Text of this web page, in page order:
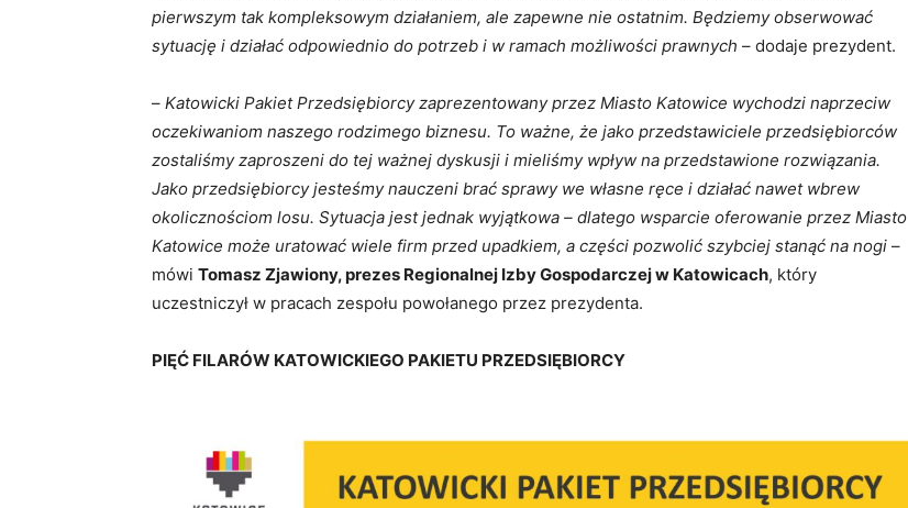
pierwszym tak kompleksowym działaniem, ale zapewne nie ostatnim. Będziemy obserwować
sytuację i działać odpowiednio do potrzeb i w ramach możliwości prawnych – dodaje prezydent.
– Katowicki Pakiet Przedsiębiorcy zaprezentowany przez Miasto Katowice wychodzi naprzeciw
oczekiwaniom naszego rodzimego biznesu. To ważne, że jako przedstawiciele przedsiębiorców
zostaliśmy zaproszeni do tej ważnej dyskusji i mieliśmy wpływ na przedstawione rozwiązania.
Jako przedsiębiorcy jesteśmy nauczeni brać sprawy we własne ręce i działać nawet wbrew
okolicznościom losu. Sytuacja jest jednak wyjątkowa – dlatego wsparcie oferowanie przez Miasto
Katowice może uratować wiele firm przed upadkiem, a części pozwolić szybciej stanąć na nogi –
mówi Tomasz Zjawiony, prezes Regionalnej Izby Gospodarczej w Katowicach, który
uczestniczył w pracach zespołu powołanego przez prezydenta.
PIĘĆ FILARÓW KATOWICKIEGO PAKIETU PRZEDSIĘBIORCY